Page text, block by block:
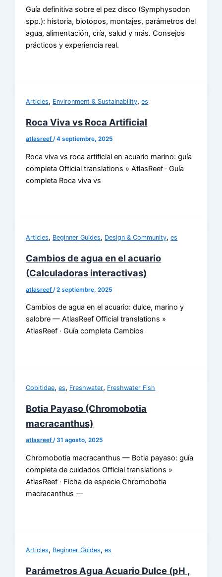
Guía definitiva sobre el pez disco (Symphysodon
spp.): historia, biotopos, montajes, parámetros del
agua, alimentación, cría, salud y más. Consejos
prácticos y experiencia real.
Articles, Environment & Sustainability,es
Roca Viva vs Roca Artificial
atlasreef/4 septiembre, 2025
Roca viva vs roca artificial en acuario marino: guía
completa Official translations » AtlasReef · Guía
completa Roca viva vs
Articles, Beginner Guides, Design & Community,es
Cambios de agua en el acuario
(Calculadoras interactivas)
atlasreef /2 septiembre, 2025
Cambios de agua en el acuario: dulce, marino y
salobre — AtlasReef Official translations »
AtlasReef · Guía completa Cambios
Cobitidae,es, Freshwater, Freshwater Fish
Botia Payaso (Chromobotia
macracanthus)
atlasreef/31 agosto, 2025
Chromobotia macracanthus — Botia payaso: guía
completa de cuidados Official translations »
AtlasReef · Ficha de especie Chromobotia
macracanthus —
Articles, Beginner Guides,es
Parámetros Agua Acuario Dulce (pH ,